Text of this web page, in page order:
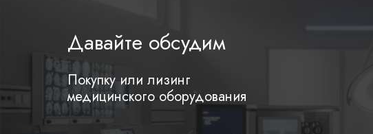
Давайте обсудим
Покупку или лизинг
медицинского оборудования